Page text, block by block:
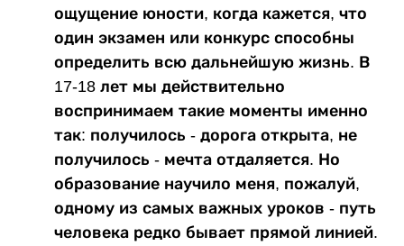
ощущение юности, когда кажется, что
один экзамен или конкурс способны
определить всю дальнейшую жизнь. В
17-18 лет мы действительно
воспринимаем такие моменты именно
так: получилось - дорога открыта, не
получилось - мечта отдаляется. Но
образование научило меня, пожалуй,
одному из самых важных уроков - путь
человека редко бывает прямой линией.